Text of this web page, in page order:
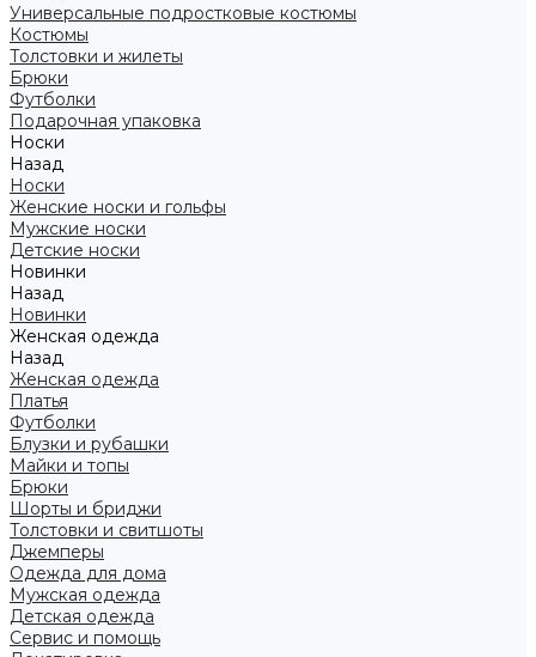
Универсальные подростковые костюмы
Костюмы
Толстовки и жилеты
Брюки
Футболки
Подарочная упаковка
Носки
Назад
Носки
Женские носки и гольфы
Мужские носки
Детские носки
Новинки
Назад
Новинки
Женская одежда
Назад
Женская одежда
Платья
Футболки
Блузки и рубашки
Майки и топы
Брюки
Шорты и бриджи
Толстовки и свитшоты
Джемперы
Одежда для дома
Мужская одежда
Детская одежда
Сервис и помощь